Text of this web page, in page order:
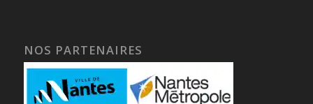
NOS PARTENAIRES